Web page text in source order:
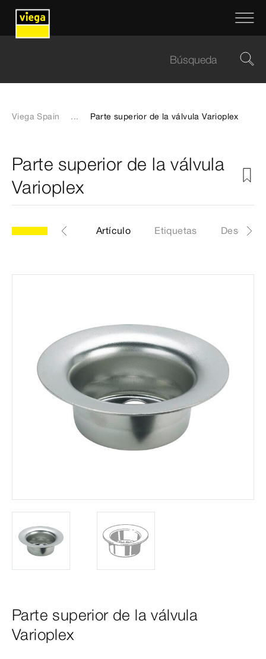
Viega Spain ... Parte superior de la válvula Varioplex
Parte superior de la válvula
Varioplex
7531-454 Artículo Etiquetas
Parte superior de la válvula
Varioplex